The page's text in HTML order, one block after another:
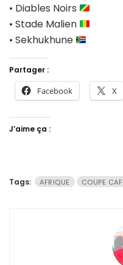
• Diables Noirs
• Stade Malien
• Sekhukhune
Partager :
Facebook X
J’aime ça :
Tags: AFRIQUE COUPE CAF